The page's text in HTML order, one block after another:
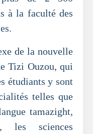
à la faculté des
de la nouvelle
Tizi Ouzou, qui
étudiants y sont
telles que
tamazight,
les sciences